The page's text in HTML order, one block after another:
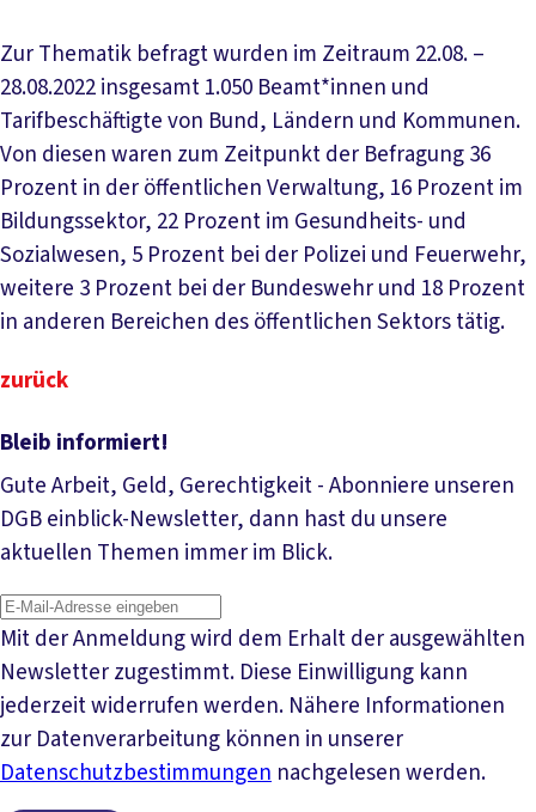
Zur Thematik befragt wurden im Zeitraum 22.08. –
28.08.2022 insgesamt 1.050 Beamt*innen und
Tarifbeschäftigte von Bund, Ländern und Kommunen.
Von diesen waren zum Zeitpunkt der Befragung 36
Prozent in der öffentlichen Verwaltung, 16 Prozent im
Bildungssektor, 22 Prozent im Gesundheits- und
Sozialwesen, 5 Prozent bei der Polizei und Feuerwehr,
weitere 3 Prozent bei der Bundeswehr und 18 Prozent
in anderen Bereichen des öffentlichen Sektors tätig.
zurück
Bleib informiert!
Gute Arbeit, Geld, Gerechtigkeit - Abonniere unseren
DGB einblick-Newsletter, dann hast du unsere
aktuellen Themen immer im Blick.
Mit der Anmeldung wird dem Erhalt der ausgewählten
Newsletter zugestimmt. Diese Einwilligung kann
jederzeit widerrufen werden. Nähere Informationen
zur Datenverarbeitung können in unserer
Datenschutzbestimmungen nachgelesen werden.